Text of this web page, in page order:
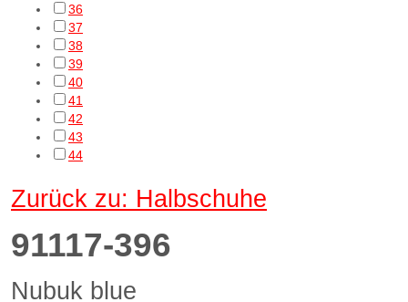
36
37
38
39
40
41
42
43
44
Zurück zu: Halbschuhe
91117-396
Nubuk blue